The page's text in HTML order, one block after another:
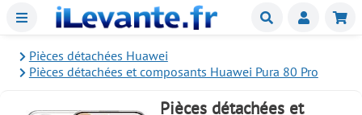
Menu Buscar
Pièces détachées Huawei
Pièces détachées et composants Huawei Pura 80 Pro
Pièces détachées et